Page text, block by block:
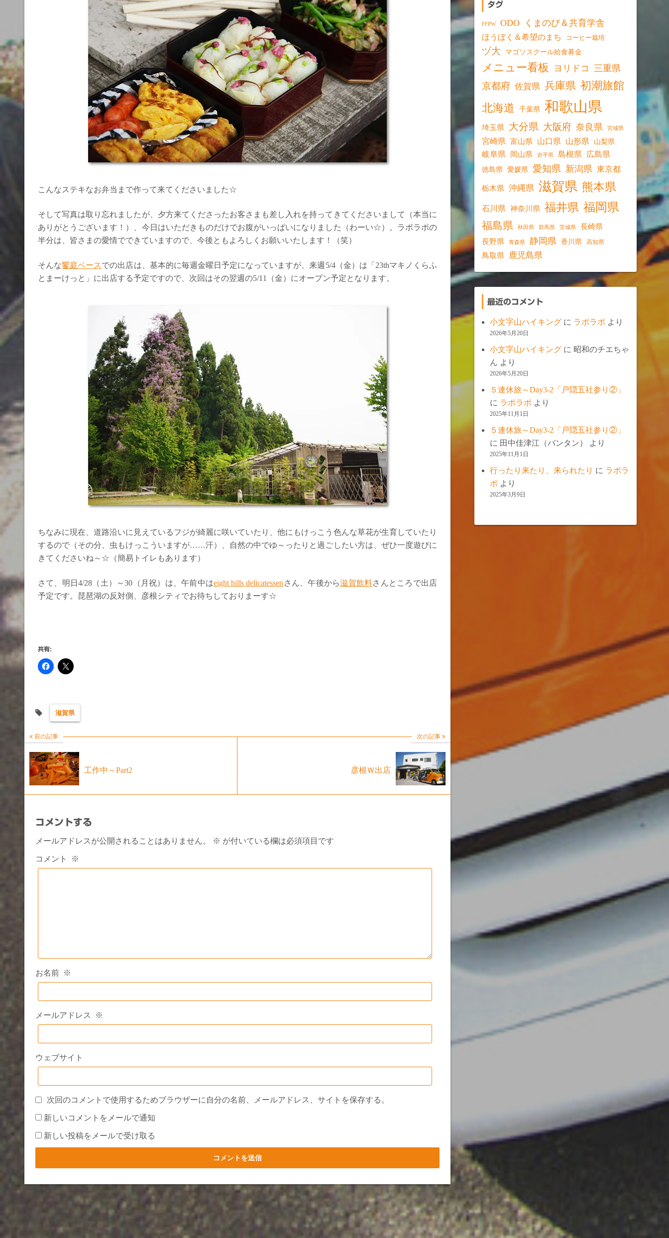
こんなステキなお弁当まで作って来てくださいました☆
そして写真は取り忘れましたが、夕方来てくださったお客さまも差し入れを持ってきてくださいまして（本当に
ありがとうございます！）、今日はいただきものだけでお腹がいっぱいになりました（わーい☆）。ラポラポの
半分は、皆さまの愛情でできていますので、今後ともよろしくお願いいたします！（笑）
そんな饗庭ベースでの出店は、基本的に毎週金曜日予定になっていますが、来週5/4（金）は「23thマキノくらふ
とまーけっと」に出店する予定ですので、次回はその翌週の5/11（金）にオープン予定となります。
ちなみに現在、道路沿いに見えているフジが綺麗に咲いていたり、他にもけっこう色んな草花が生育していたり
するので（その分、虫もけっこういますが……汗）、自然の中でゆ～ったりと過ごしたい方は、ぜひ一度遊びに
きてくださいね～☆（簡易トイレもあります）
さて、明日4/28（土）～30（月祝）は、午前中はeight hills delicatessen さん、午後から滋賀飲料さんところで出店
予定です。琵琶湖の反対側、彦根シティでお待ちしておりまーす☆
共有:
滋賀県
前の記事
工作中～Part2
次の記事
彦根Ｗ出店
コメントする
メールアドレスが公開されることはありません。 ※ が付いている欄は必須項目です
コメント ※
お名前 ※
メールアドレス ※
ウェブサイト
次回のコメントで使用するためブラウザーに自分の名前、メールアドレス、サイトを保存する。
新しいコメントをメールで通知
新しい投稿をメールで受け取る
タグ
FFPW ODO くまのび＆共育学舎
ほうぼく＆希望のまち コーヒー栽培
ヅ大 マゴソスクール給食募金
メニュー看板 ヨリドコ 三重県
京都府 佐賀県 兵庫県 初潮旅館
北海道
千葉県 和歌山県
埼玉県 大分県 大阪府 奈良県 宮城県
宮崎県 富山県 山口県 山形県 山梨県
岐阜県 岡山県 岩手県 島根県 広島県
徳島県 愛媛県 愛知県 新潟県 東京都
栃木県 沖縄県 滋賀県 熊本県
石川県 神奈川県 福井県 福岡県
福島県 秋田県 群馬県 茨城県 長崎県
長野県 青森県 静岡県 香川県 高知県
鳥取県 鹿児島県
最近のコメント
小文字山ハイキング に ラポラポ より
2026年5月20日
小文字山ハイキング に 昭和のチエちゃ
ん より
2026年5月20日
５連休旅～Day3-2「戸隠五社参り②」
に ラポラポ より
2025年11月1日
５連休旅～Day3-2「戸隠五社参り②」
に 田中佳津江（バンタン） より
2025年11月1日
行ったり来たり、来られたり に ラポラ
ポ より
2025年3月9日